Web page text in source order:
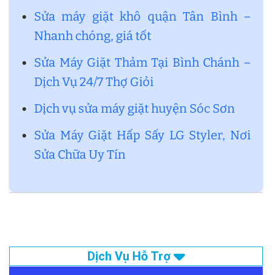
Sửa máy giặt khô quận Tân Bình –
Nhanh chóng, giá tốt
Sửa Máy Giặt Thảm Tại Bình Chánh –
Dịch Vụ 24/7 Thợ Giỏi
Dịch vụ sửa máy giặt huyện Sóc Sơn
Sửa Máy Giặt Hấp Sấy LG Styler, Nơi
Sửa Chữa Uy Tín
Dịch Vụ Hỗ Trợ